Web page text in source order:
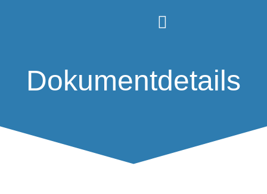
Dokumentdetails